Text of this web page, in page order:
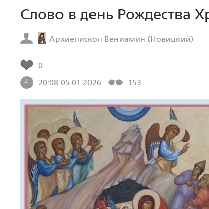
Слово в день Рождества
Архиепископ Вениамин (Новицкий)
0
20:08 05.01.2026
153